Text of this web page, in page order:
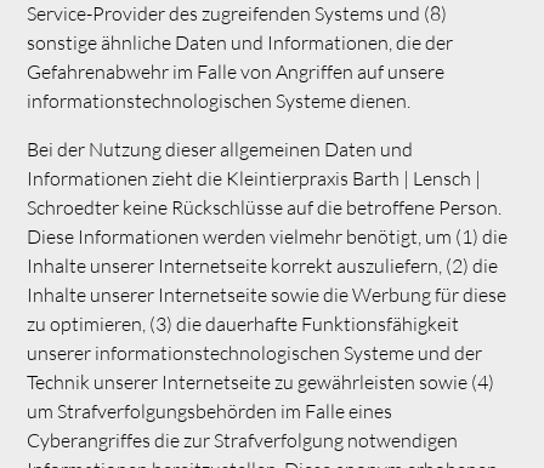
Service-Provider des zugreifenden Systems und (8)
sonstige ähnliche Daten und Informationen, die der
Gefahrenabwehr im Falle von Angriffen auf unsere
informationstechnologischen Systeme dienen.
Bei der Nutzung dieser allgemeinen Daten und
Informationen zieht die Kleintierpraxis Barth | Lensch |
Schroedter keine Rückschlüsse auf die betroffene Person.
Diese Informationen werden vielmehr benötigt, um (1) die
Inhalte unserer Internetseite korrekt auszuliefern, (2) die
Inhalte unserer Internetseite sowie die Werbung für diese
zu optimieren, (3) die dauerhafte Funktionsfähigkeit
unserer informationstechnologischen Systeme und der
Technik unserer Internetseite zu gewährleisten sowie (4)
um Strafverfolgungsbehörden im Falle eines
Cyberangriffes die zur Strafverfolgung notwendigen